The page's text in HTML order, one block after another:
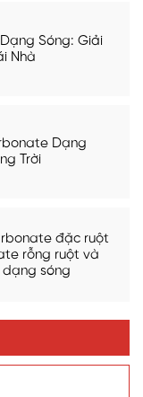
Sóng: Giải
Nhà
Dạng
Trời
đặc ruột
rỗng ruột và
sóng